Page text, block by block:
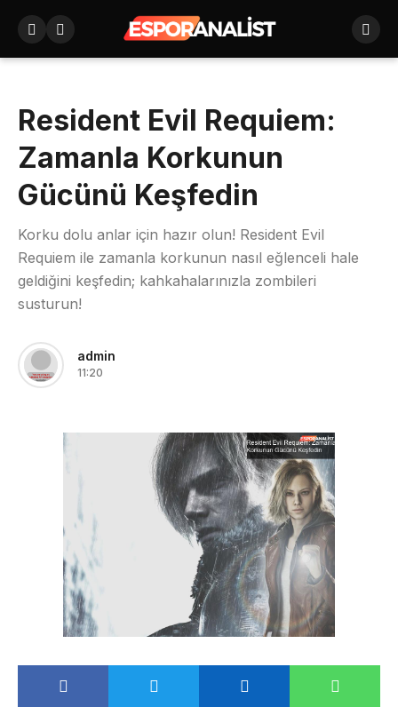
Resident Evil Requiem:
Zamanla Korkunun
Gücünü Keşfedin
Korku dolu anlar için hazır olun! Resident Evil
Requiem ile zamanla korkunun nasıl eğlenceli hale
geldiğini keşfedin; kahkahalarınızla zombileri
susturun!
admin
11:20